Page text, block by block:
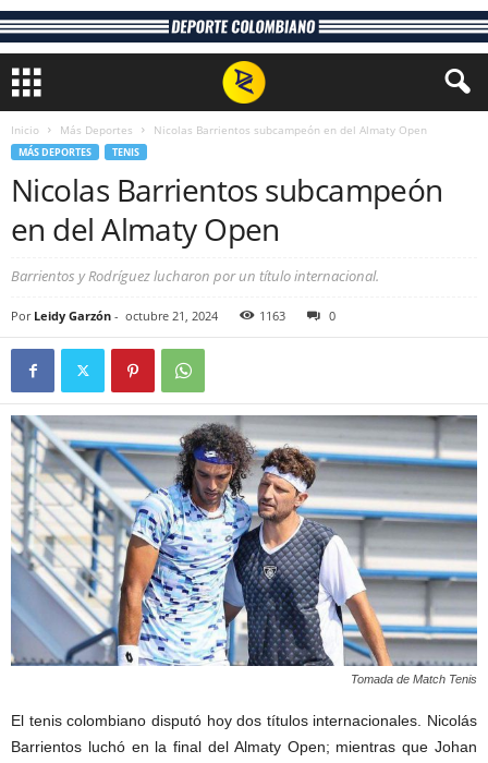
Inicio Más Deportes Nicolas Barrientos subcampeón en del Almaty Open
MÁS DEPORTES TENIS
Nicolas Barrientos subcampeón
en del Almaty Open
Barrientos y Rodríguez lucharon por un título internacional.
Por Leidy Garzón - octubre 21, 2024 1163 0
Tomada de Match Tenis
El tenis colombiano disputó hoy dos títulos internacionales. Nicolás
Barrientos luchó en la final del Almaty Open; mientras que Johan